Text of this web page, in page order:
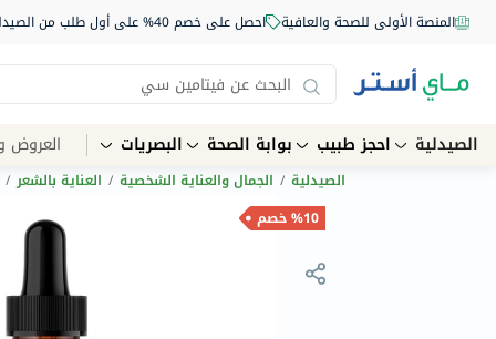
المنصة الأولى للصحة والعافية احصل على خصم 40% على أول طلب من الصيدلية أونلاين استخدم الكود: NEW40
الصيدلية احجز طبيب بوابة الصحة البصريات العروض
الصيدلية / الجمال والعناية الشخصية / العناية بالشعر /
%10 خصم